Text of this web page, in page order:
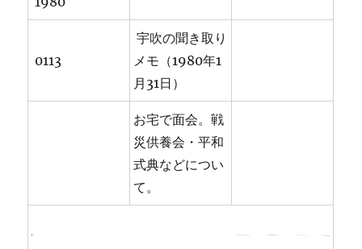
0113
宇吹の聞き取り
メモ（1980年1
月31日）
お宅で面会。戦
災供養会・平和
式典などについ
て。